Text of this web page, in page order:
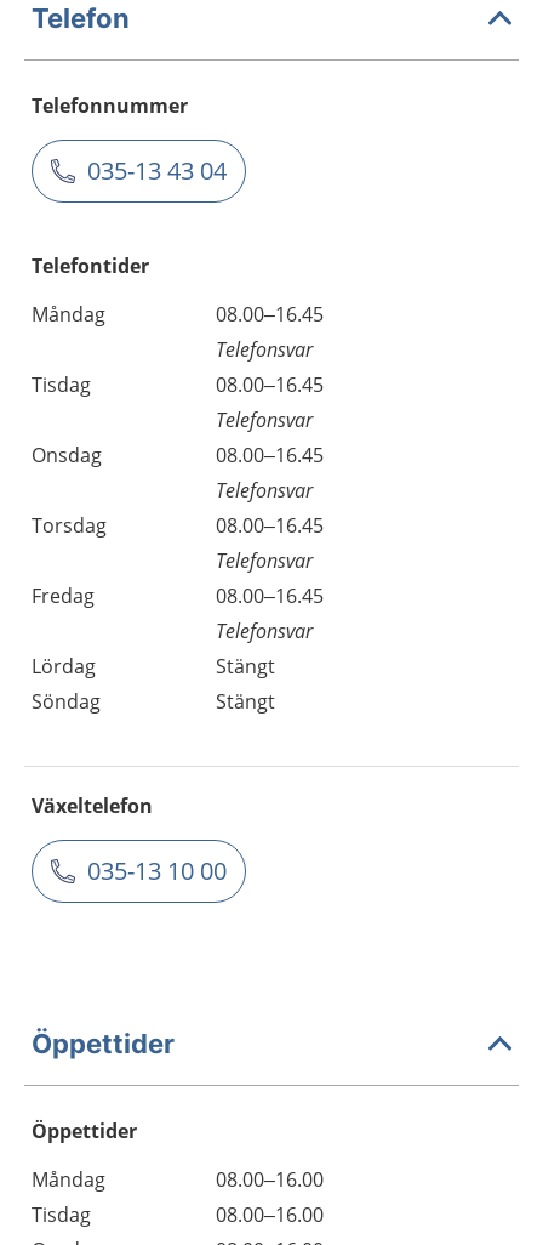
Telefon
Telefonnummer
035-13 43 04
Telefontider
Måndag
08.00–16.45
Telefonsvar
Tisdag
08.00–16.45
Telefonsvar
Onsdag
08.00–16.45
Telefonsvar
Torsdag
08.00–16.45
Telefonsvar
Fredag
08.00–16.45
Telefonsvar
Lördag
Stängt
Söndag
Stängt
Växeltelefon
035-13 10 00
Öppettider
Öppettider
Dag
Öppettider
Kommentarer
Måndag
08.00–16.00
Tisdag
08.00–16.00